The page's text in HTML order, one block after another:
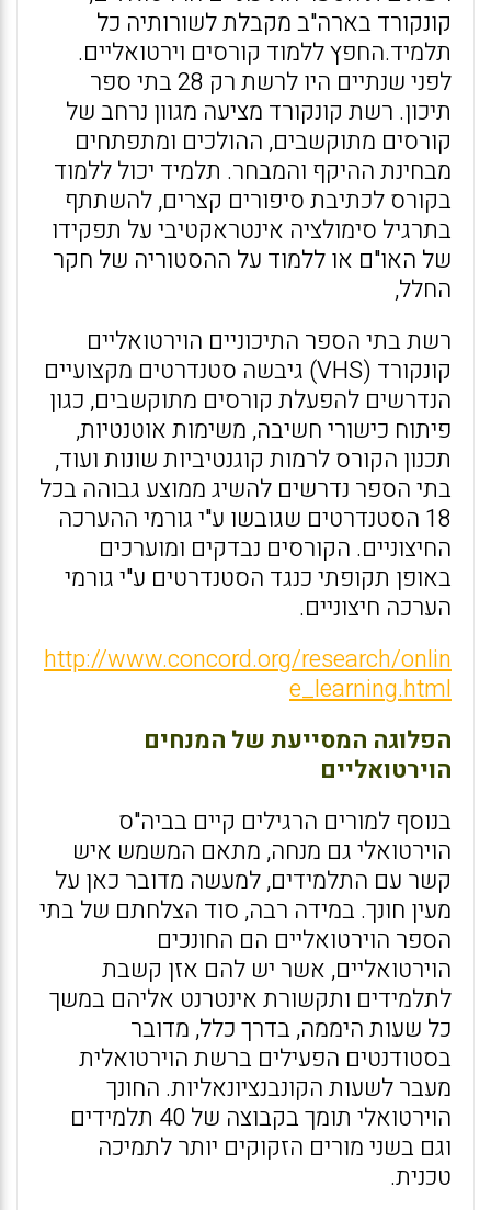
קונקורד בארה"ב מקבלת לשורותיה כל
תלמיד.החפץ ללמוד קורסים וירטואליים.
לפני שנתיים היו לרשת רק 28 בתי ספר
תיכון. רשת קונקורד מציעה מגוון נרחב של
קורסים מתוקשבים, ההולכים ומתפתחים
מבחינת ההיקף והמבחר. תלמיד יכול ללמוד
בקורס לכתיבת סיפורים קצרים, להשתתף
בתרגיל סימולציה אינטראקטיבי על תפקידו
של האו"ם או ללמוד על ההסטוריה של חקר
החלל,
רשת בתי הספר התיכוניים הוירטואליים
קונקורד (VHS) גיבשה סטנדרטים מקצועיים
הנדרשים להפעלת קורסים מתוקשבים, כגון
פיתוח כישורי חשיבה, משימות אוטנטיות,
תכנון הקורס לרמות קוגנטיביות שונות ועוד,
בתי הספר נדרשים להשיג ממוצע גבוהה בכל
18 הסטנדרטים שגובשו ע"י גורמי ההערכה
החיצוניים. הקורסים נבדקים ומוערכים
באופן תקופתי כנגד הסטנדרטים ע"י גורמי
הערכה חיצוניים.
http://www.concord.org/research/onlin
e_learning.html
הפלוגה המסייעת של המנחים
הוירטואליים
בנוסף למורים הרגילים קיים בביה"ס
הוירטואלי גם מנחה, מתאם המשמש איש
קשר עם התלמידים, למעשה מדובר כאן על
מעין חונך. במידה רבה, סוד הצלחתם של בתי
הספר הוירטואליים הם החונכים
הוירטואליים, אשר יש להם אזן קשבת
לתלמידים ותקשורת אינטרנט אליהם במשך
כל שעות היממה, בדרך כלל, מדובר
בסטודנטים הפעילים ברשת הוירטואלית
מעבר לשעות הקונבנציונאליות. החונך
הוירטואלי תומך בקבוצה של 40 תלמידים
וגם בשני מורים הזקוקים יותר לתמיכה
טכנית.